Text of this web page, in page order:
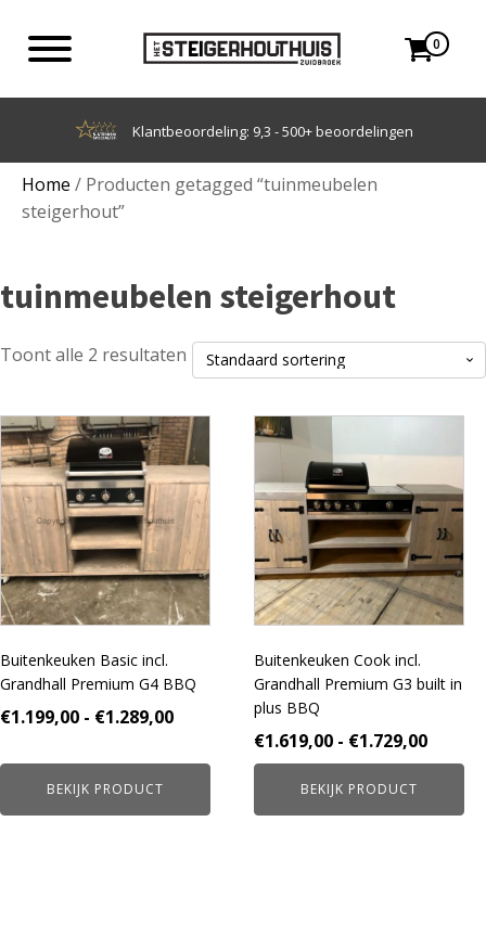
0
Klantbeoordeling: 9,3 - 500+ beoordelingen
Home / Producten getagged “tuinmeubelen
steigerhout”
tuinmeubelen steigerhout
Toont alle 2 resultaten
Buitenkeuken Basic incl.
Grandhall Premium G4 BBQ
€1.199,00 - €1.289,00Prijsklasse:
tot
BEKIJK PRODUCT
Dit
product
heeft
meerdere
variaties.
Deze
optie
kan
gekozen
op
de
productpagina
Buitenkeuken Cook incl.
Grandhall Premium G3 built in
plus BBQ
€1.619,00 - €1.729,00
BEKIJK PRODUCT
Dit
product
meerdere
variaties.
Deze
optie
kan
gekozen
op
de
productpagina